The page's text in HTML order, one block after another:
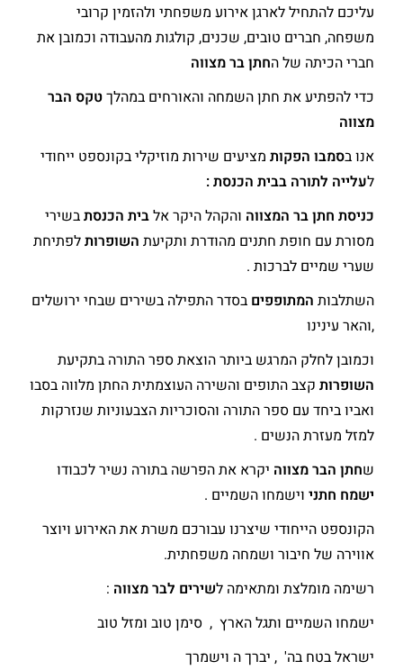
עליכם להתחיל לארגן אירוע משפחתי ולהזמין קרובי
משפחה, חברים טובים, שכנים, קולגות מהעבודה וכמובן את
חברי הכיתה של החתן בר מצווה
כדי להפתיע את חתן השמחה והאורחים במהלךטקס הבר
מצווה
אנו בסמבו הפקות מציעים שירות מוזיקלי בקונספט ייחודי
לעלייה לתורה בבית הכנסת :
כניסת חתן בר המצווה והקהל היקר אלבית הכנסתבשירי
מסורת עם חופת חתנים מהודרת ותקיעת השופרותלפתיחת
שערי שמיים לברכות .
השתלבות המתופפים בסדר התפילה בשירים שבחי ירושלים
,והאר עינינו
וכמובן לחלק המרגש ביותר הוצאת ספר התורה בתקיעת
השופרות קצב התופים והשירה העוצמתית החתן מלווה בסבו
ואביו ביחד עם ספר התורה והסוכריות הצבעוניות שנזרקות
למזל מעזרת הנשים .
שחתן הבר מצווה יקרא את הפרשה בתורה נשיר לכבודו
ישמח חתני וישמחו השמיים .
הקונספט הייחודי שיצרנו עבורכם משרת את האירוע ויוצר
אווירה של חיבור ושמחה משפחתית.
רשימה מומלצת ומתאימה לשירים לבר מצווה :
ישמחו השמיים ותגל הארץ , סימן טוב ומזל טוב
ישראל בטח בה' , יברך ה וישמרך